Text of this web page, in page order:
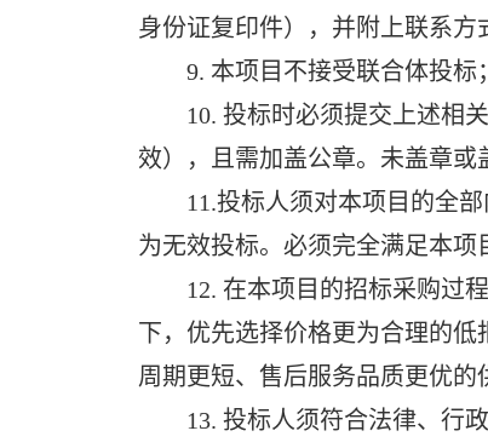
身份证复印件），并附上联系方
9. 本项目不接受联合体投标；
10. 投标时必须提交上述相关
效），且需加盖公章。未盖章或
11.投标人须对本项目的全部
为无效投标。必须完全满足本项
12. 在本项目的招标采购过程
下，优先选择价格更为合理的
周期更短、售后服务品质更优的
13. 投标人须符合法律、行政